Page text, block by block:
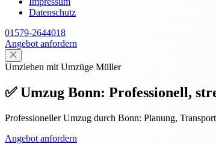
Datenschutz
01579-2644018
Angebot anfordern
Umziehen mit Umzüge Müller
✅ Umzug Bonn: Professionell,
Professioneller Umzug durch Bonn: Planung,
Angebot anfordern